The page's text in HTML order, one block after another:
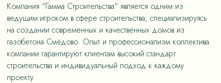
Компания "Гамма Строительства" является одним из
ведущим игроком в сфере строительства, специализируясь
на создании современных и качественных домов из
газобетона Смёдово. Опыт и профессионализм коллектива
компании гарантируют клиентам высокий стандарт
строительства и индивидуальный подход к каждому
проекту.